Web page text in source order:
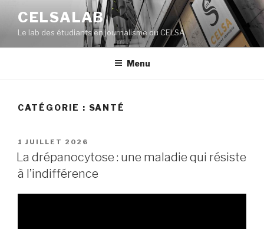
contenu
principal
CELSALAB
Le lab des étudiants en journalisme du CELSA
Menu
CATÉGORIE : SANTÉ
PUBLIÉ
LE
1 JUILLET 2026
La drépanocytose : une maladie qui résiste
à l’indifférence